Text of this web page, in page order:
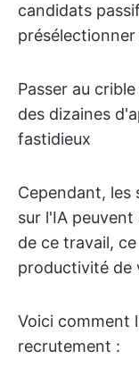
candidats
Passer au
des dizaines
fastidieux
Cependant, les
sur l'IA
de ce travail,
productivité de
Voici comment
recrutement :